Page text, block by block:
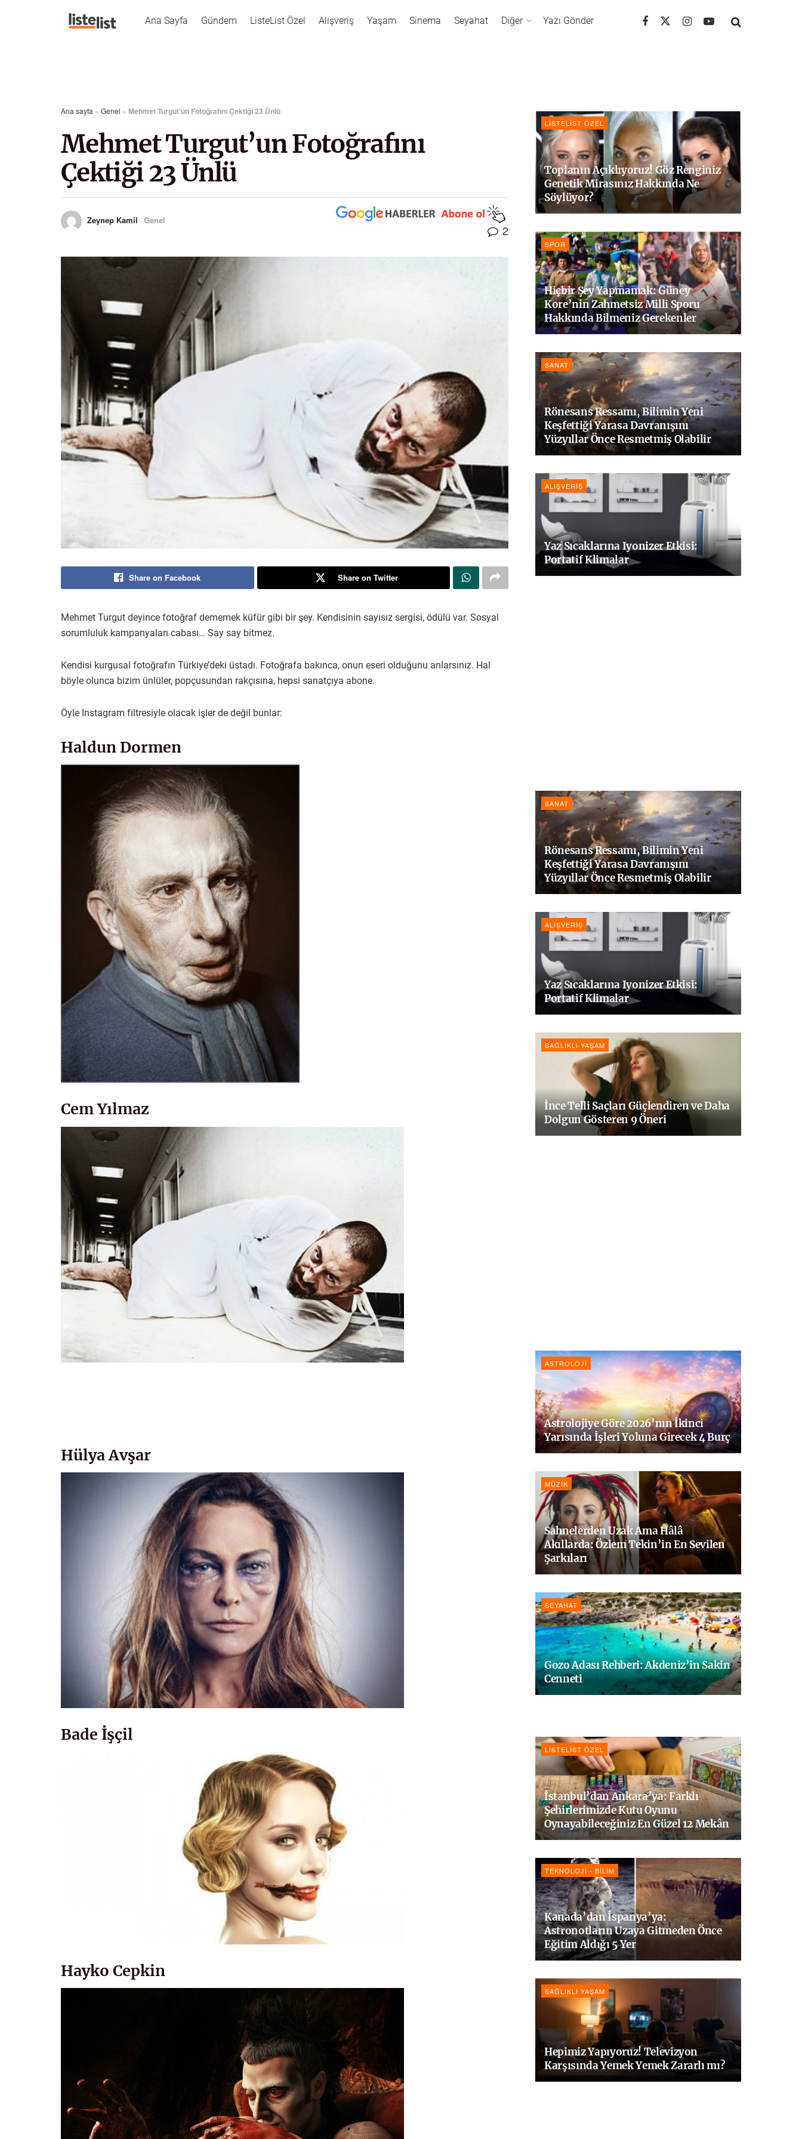
Ana Sayfa Gündem ListeList Özel Alışveriş Yaşam Sinema Seyahat Diğer Yazı Gönder
Ana sayfa » Genel » Mehmet Turgut’un Fotoğrafını Çektiği 23 Ünlü
Mehmet Turgut’un Fotoğrafını
Çektiği 23 Ünlü
Zeynep Kamil Genel
2
Share on Facebook Share on Twitter
Mehmet Turgut deyince fotoğraf dememek küfür gibi bir şey. Kendisinin sayısız sergisi, ödülü var. Sosyal
sorumluluk kampanyaları cabası… Say say bitmez.
Kendisi kurgusal fotoğrafın Türkiye’deki üstadı. Fotoğrafa bakınca, onun eseri olduğunu anlarsınız. Hal
böyle olunca bizim ünlüler, popçusundan rakçısına, hepsi sanatçıya abone.
Öyle Instagram filtresiyle olacak işler de değil bunlar:
Haldun Dormen
Cem Yılmaz
Hülya Avşar
Bade İşçil
Hayko Cepkin
LISTELIST ÖZEL
Toplanın Açıklıyoruz! Göz Renginiz
Genetik Mirasınız Hakkında Ne
Söylüyor?
SPOR
Hiçbir Şey Yapmamak: Güney
Kore’nin Zahmetsiz Milli Sporu
Hakkında Bilmeniz Gerekenler
SANAT
Rönesans Ressamı, Bilimin Yeni
Keşfettiği Yarasa Davranışını
Yüzyıllar Önce Resmetmiş Olabilir
ALIŞVERIŞ
Yaz Sıcaklarına Iyonizer Etkisi:
Portatif Klimalar
SANAT
Rönesans Ressamı, Bilimin Yeni
Keşfettiği Yarasa Davranışını
Yüzyıllar Önce Resmetmiş Olabilir
ALIŞVERIŞ
Yaz Sıcaklarına Iyonizer Etkisi:
Portatif Klimalar
SAĞLIKLI YAŞAM
İnce Telli Saçları Güçlendiren ve Daha
Dolgun Gösteren 9 Öneri
ASTROLOJI
Astrolojiye Göre 2026’nın İkinci
Yarısında İşleri Yoluna Girecek 4 Burç
MÜZIK
Sahnelerden Uzak Ama Hâlâ
Akıllarda: Özlem Tekin’in En Sevilen
Şarkıları
SEYAHAT
Gozo Adası Rehberi: Akdeniz’in Sakin
Cenneti
LISTELIST ÖZEL
İstanbul’dan Ankara’ya: Farklı
Şehirlerimizde Kutu Oyunu
Oynayabileceğiniz En Güzel 12 Mekân
TEKNOLOJI - BILIM
Kanada’dan İspanya’ya:
Astronotların Uzaya Gitmeden Önce
Eğitim Aldığı 5 Yer
SAĞLIKLI YAŞAM
Hepimiz Yapıyoruz! Televizyon
Karşısında Yemek Yemek Zararlı mı?